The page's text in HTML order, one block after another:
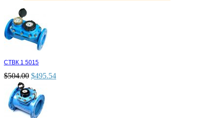
СТВК 1 5015
$504.00 $495.54